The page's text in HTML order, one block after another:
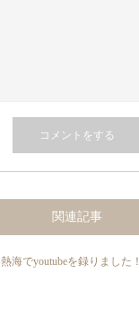
関連記事
熱海でyoutubeを録りました！